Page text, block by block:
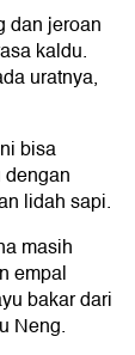
dan jeroan
kaldu.
uratnya,
bisa
lidah sapi.
masih
empal
bakar dari
Neng.